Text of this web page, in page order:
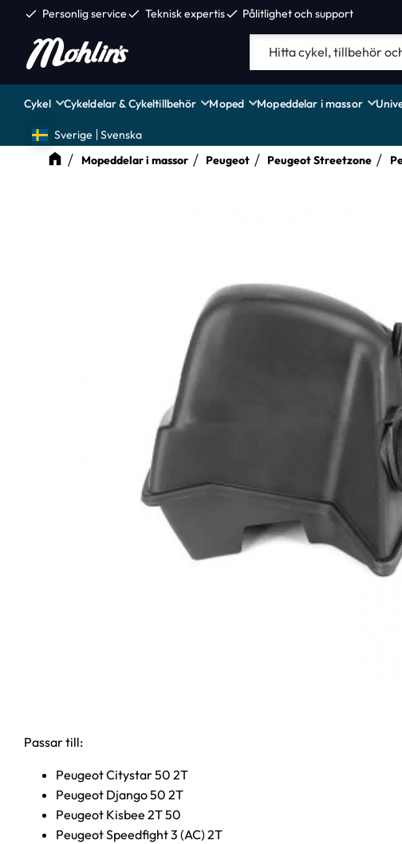
check Personlig servicecheck Teknisk expertischeck Pålitlighet och support
Cykel Cykeldelar & Cykeltillbehör Moped Mopeddelar i massor
Sverige
Svenska
Mopeddelar i massor
Peugeot Peugeot Streetzone
Passar till:
Peugeot Citystar 50 2T
Peugeot Django 50 2T
Peugeot Kisbee 2T 50
Peugeot Speedfight 3 (AC) 2T